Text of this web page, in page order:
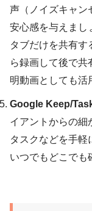
声（ノイズキャ
安心感を与えまし
タブだけを共有す
ら録画して後で共
明動画としても活
Google Keep/
イアントからの細
タスクなどを手軽
いつでもどこでも